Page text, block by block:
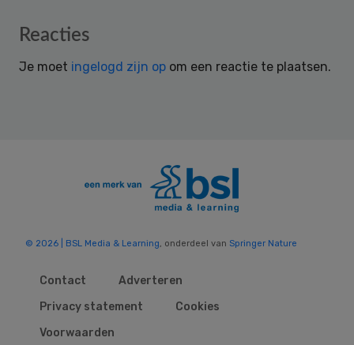
Reader
Reacties
Je moet ingelogd zijn op om een reactie te plaatsen.
© 2026 | BSL Media & Learning , onderdeel van Springer Nature
Contact
Adverteren
Privacy statement
Cookies
Voorwaarden